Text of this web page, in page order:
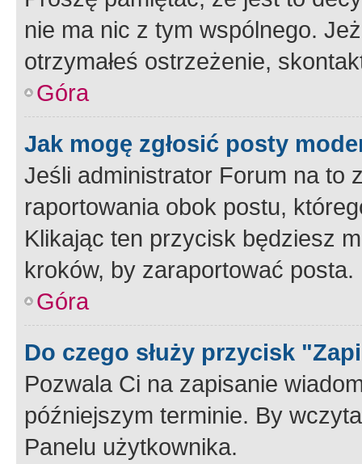
nie ma nic z tym wspólnego.
otrzymałeś ostrzeżenie,
Góra
Jak mogę zgłosić posty
Jeśli administrator Forum na to
raportowania obok postu,
Klikając ten przycisk będziesz
kroków, by zaraportować posta.
Góra
Do czego służy przycisk
Pozwala Ci na zapisanie
późniejszym terminie. By
Panelu użytkownika.